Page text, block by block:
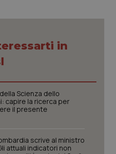
Rettocolite Ulcerosa
neurodegenerative
in
Scienza dello
capire la ricerca per
il presente
scrive al ministro
attuali indicatori non